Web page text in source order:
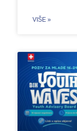
VIŠE »